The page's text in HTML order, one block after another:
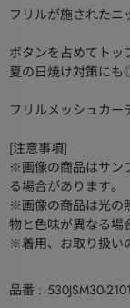
フリルが施されたニ
ボタンを占めてトッ
夏の日焼け対策に
フリルメッシュカー
[注意事項]
※画像の商品はサン
る場合があります。
※画像の商品は光の
物と色味が異なる場
※着用、お取り扱い
品番
530JSM30-2101